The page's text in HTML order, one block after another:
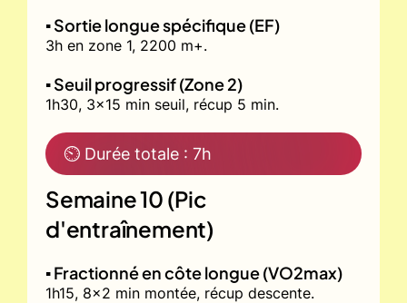
▪️ Sortie longue spécifique (EF)
3h en zone 1, 2200 m+.
▪️ Seuil progressif (Zone 2)
1h30, 3x15 min seuil, récup 5 min.
⏲ Durée totale : 7h
Semaine 10 (Pic
d'entraînement)
▪️ Fractionné en côte longue (VO2max)
1h15, 8x2 min montée, récup descente.